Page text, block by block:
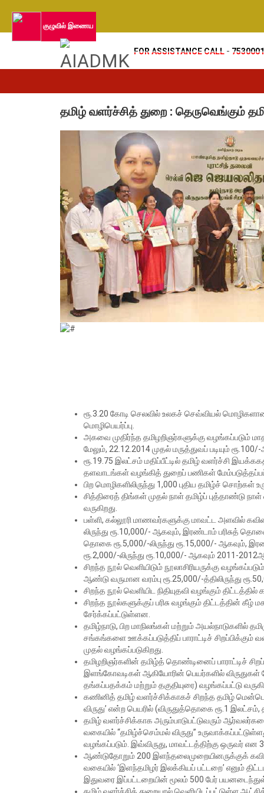
FOR ASSISTANCE CALL -
தமிழ் வளர்ச்சித் துறை : தெருவெங்கும்
ரூ.3.20 கோடி செலவில் உலகச் செவ்வியல் மொழிகளான
மொழிபெயர்ப்பு.
அகவை முதிர்ந்த தமிழறிஞர்களுக்கு வழங்கப்படும்
மேலும், 22.12.2014 முதல் மருத்துவப் படியும்
ரூ.19.75 இலட்சம் மதிப்பீட்டில் தமிழ் வளர்ச்சி
தளவாடங்கள் வழங்கித் துறைப் பணிகள்
பிற மொழிகளிலிருந்து 1,000 புதிய தமிழ்ச் சொற்கள்
சித்திரைத் திங்கள் முதல் நாள் தமிழ்ப் புத்தாண்டு
வருகிறது.
பள்ளி, கல்லூரி மாணவர்களுக்கு மாவட்ட அளவில்
லிருந்து ரூ.10,000/- ஆகவும், இரண்டாம் பரிசுத்
தொகை ரூ.5,000/-லிருந்து ரூ.15,000/- ஆகவும்,
ரூ.2,000/-லிருந்து ரூ.10,000/- ஆகவும் 2011-
சிறந்த நூல் வெளியிடும் நூலாசிரியருக்கு
ஆண்டு வருமான வரம்பு ரூ.25,000/-த்திலிருந்து
சிறந்த நூல் வெளியிட நிதியுதவி வழங்கும்
சிறந்த நூல்களுக்குப் பரிசு வழங்கும் திட்டத்தின் கீழ்
சேர்க்கப்பட்டுள்ளன.
தமிழ்நாடு, பிற மாநிலங்கள் மற்றும் அயல்நாடுகளில்
சங்கங்களை ஊக்கப்படுத்திப் பாராட்டிச்
முதல் வழங்கப்படுகிறது.
தமிழறிஞர்களின் தமிழ்த் தொண்டினைப் பாராட்டிச்
இளங்கோவடிகள் ஆகியோரின் பெயர்களில் விருதுகள்
தங்கப்பதக்கம் மற்றும் தகுதியுரை) வழங்கப்பட்டு
கணினித் தமிழ் வளர்ச்சிக்காகச் சிறந்த தமிழ்
விருது’ என்ற பெயரில் (விருதுத்தொகை ரூ.1
தமிழ் வளர்ச்சிக்காக அரும்பாடுபட்டுவரும்
வகையில் “தமிழ்ச்செம்மல் விருது”
வழங்கப்படும். இவ்விருது, மாவட்டத்திற்கு ஒருவர் என
ஆண்டுதோறும் 200 இளந்தலைமுறையினருக்குக்
வகையில் ‘இளந்தமிழர் இலக்கியப் பட்டறை’ எனும்
இதுவரை இப்பட்டறையின் மூலம் 500 பேர்
குழுவில் இணைய